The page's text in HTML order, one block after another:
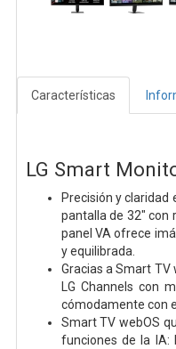
Características
LG Smart
Precisión y
pantalla de 32" con
panel VA ofrece
y equilibrada.
Gracias a Smart
LG Channels con
cómodamente con
Smart TV webOS
funciones de la IA: